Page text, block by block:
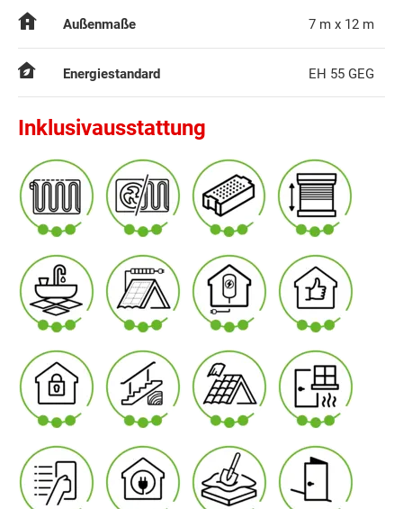
Außenmaße 7 m x 12 m
Energiestandard EH 55 GEG
Inklusivausstattung